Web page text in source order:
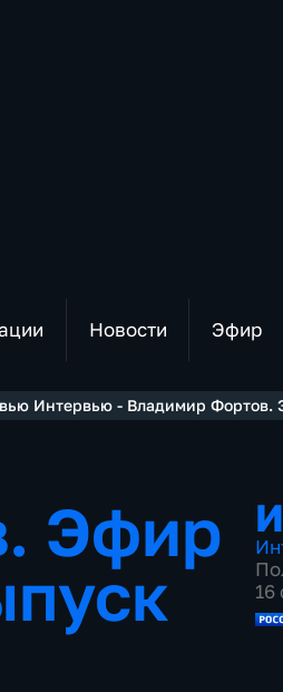
Новости Эфир
Интервью - Владимир Фортов.
Эфир
16